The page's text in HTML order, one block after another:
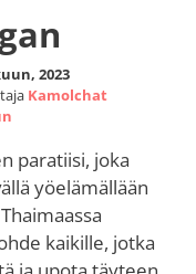
2023
Kamolchat
paratiisi, joka
yöelämällään
kaikille, jotka